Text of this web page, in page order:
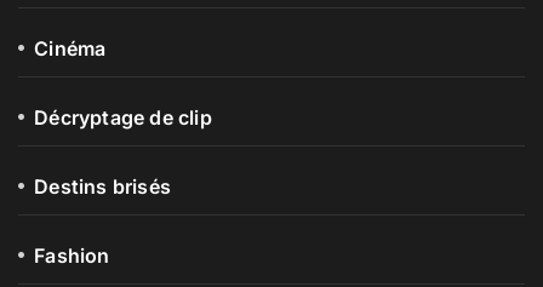
Cinéma
Décryptage de clip
Destins brisés
Fashion